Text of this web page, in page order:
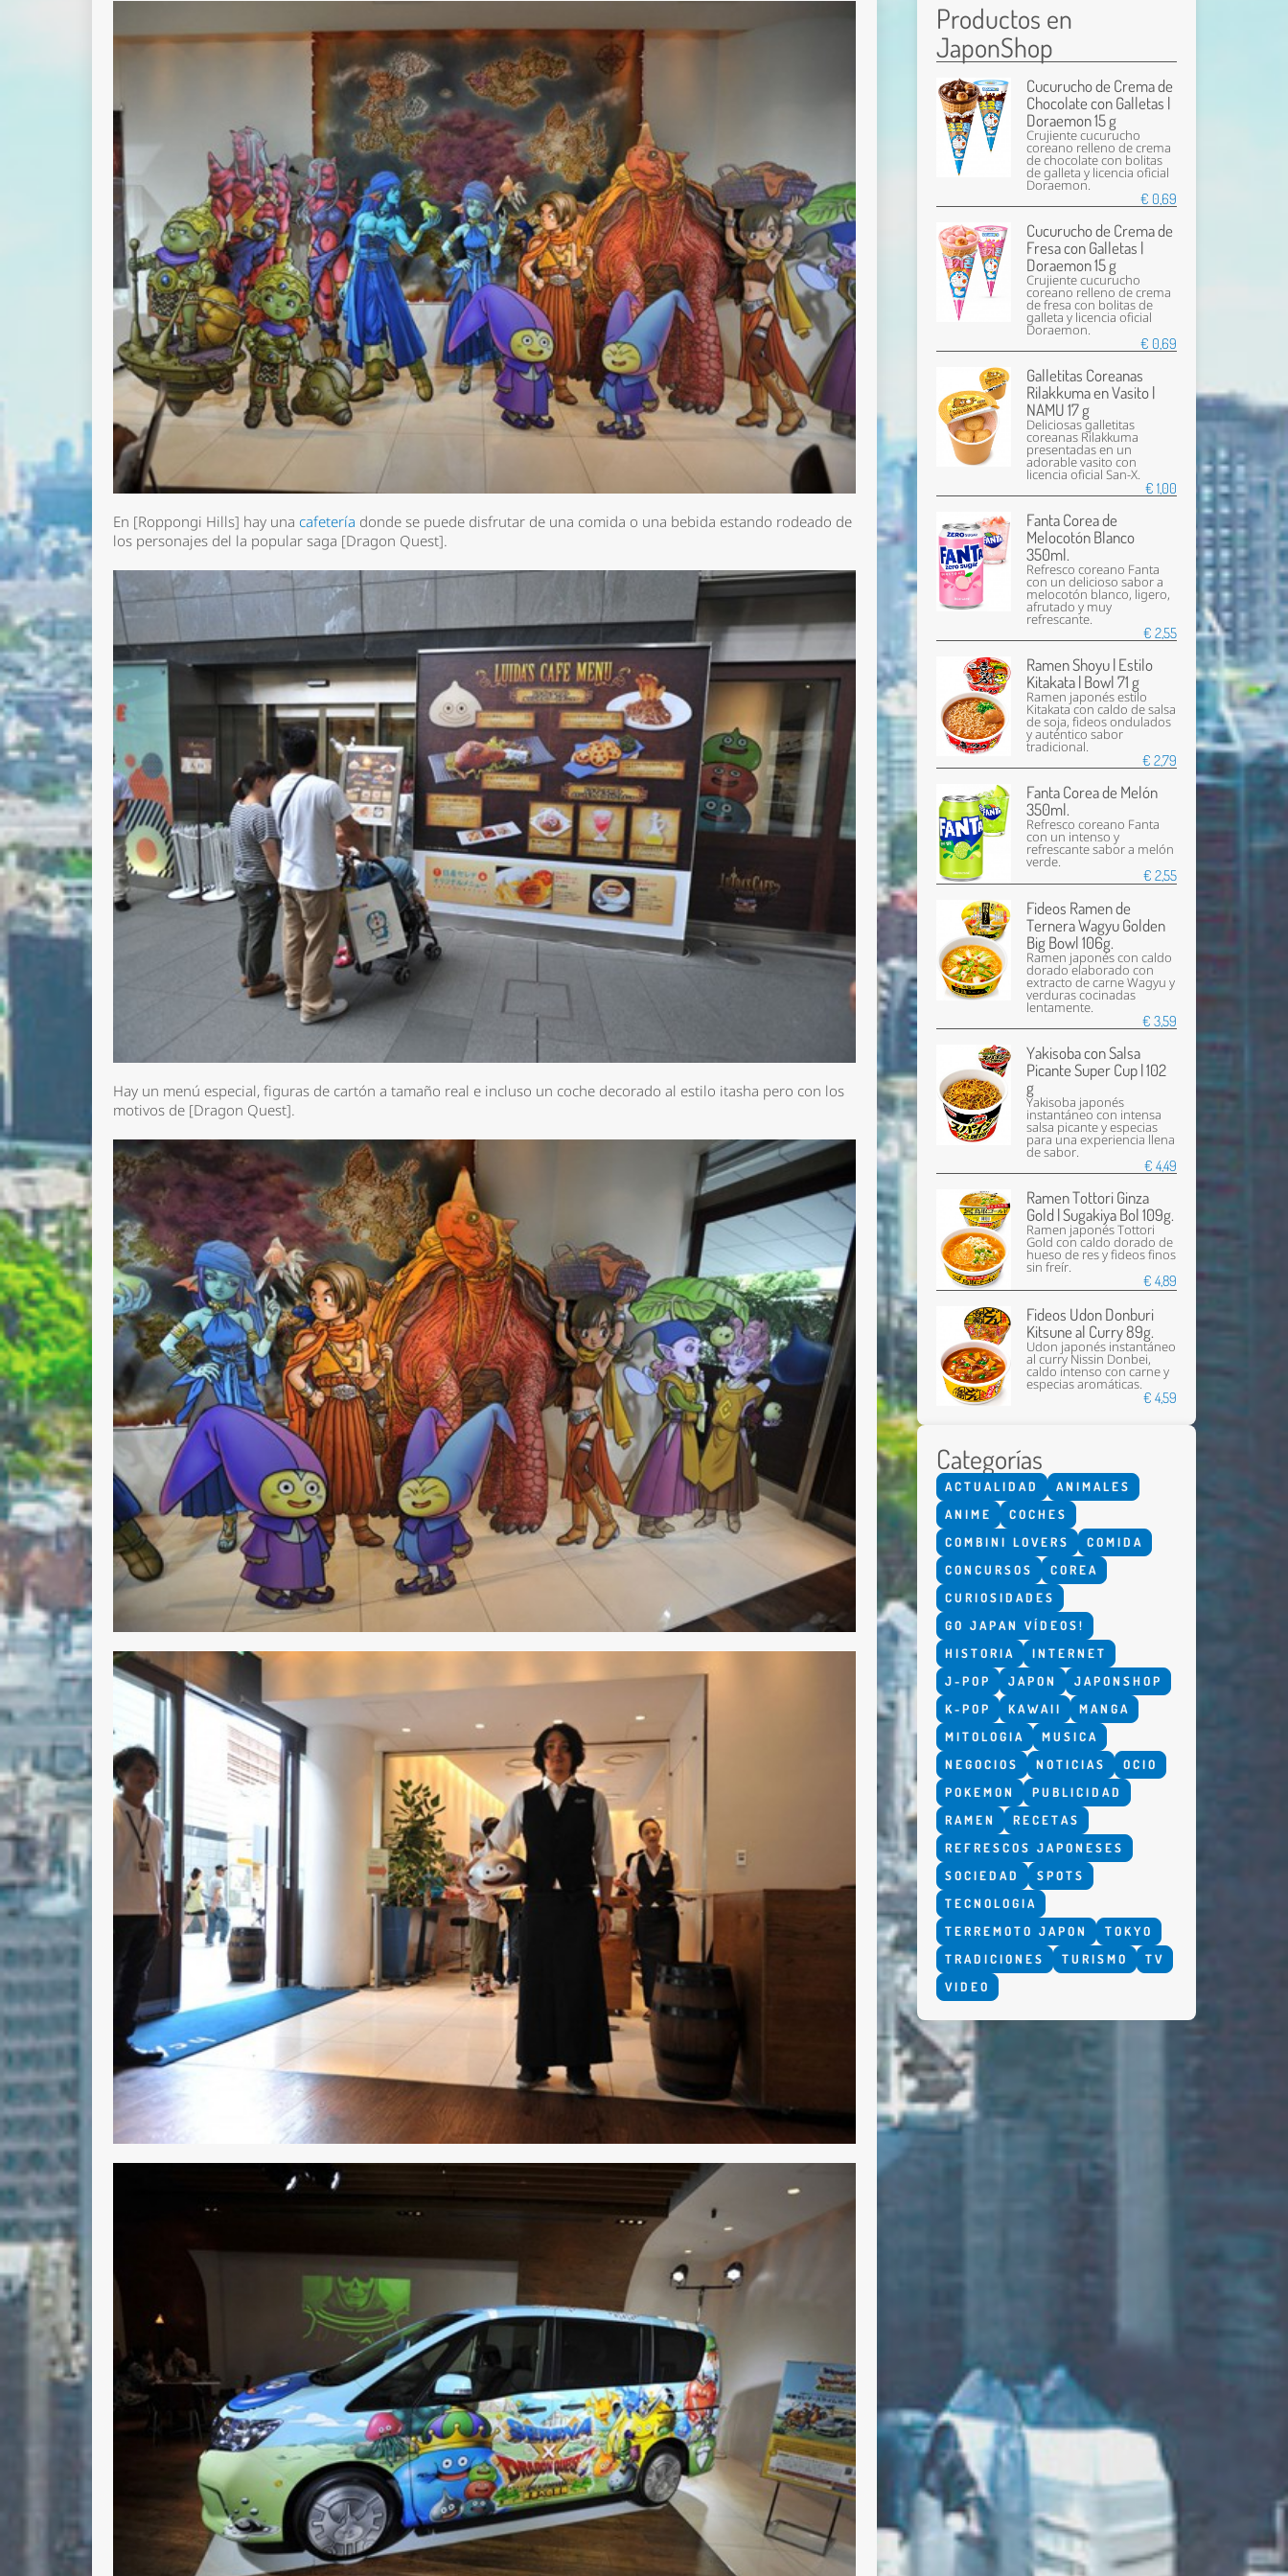
En [Roppongi Hills] hay unacafetería donde se puede disfrutar de una comida o una bebida estando rodeado de
los personajes del la popular saga [Dragon Quest].
Hay un menú especial, figuras de cartón a tamaño real e incluso un coche decorado al estilo itasha pero con los
motivos de [Dragon Quest].
Productos en
JaponShop
Cucurucho de Crema de
Chocolate con Galletas |
Doraemon 15 g
Crujiente cucurucho
coreano relleno de crema
de chocolate con bolitas
de galleta y licencia oficial
Doraemon.
€ 0,69
Cucurucho de Crema de
Fresa con Galletas |
Doraemon 15 g
Crujiente cucurucho
coreano relleno de crema
de fresa con bolitas de
galleta y licencia oficial
Doraemon.
€ 0,69
Galletitas Coreanas
Rilakkuma en Vasito |
NAMU 17 g
Deliciosas galletitas
coreanas Rilakkuma
presentadas en un
adorable vasito con
licencia oficial San-X.
€ 1,00
Fanta Corea de
Melocotón Blanco
350ml.
Refresco coreano Fanta
con un delicioso sabor a
melocotón blanco, ligero,
afrutado y muy
refrescante.
€ 2,55
Ramen Shoyu | Estilo
Kitakata | Bowl 71 g
Ramen japonés estilo
Kitakata con caldo de salsa
de soja, fideos ondulados
y auténtico sabor
tradicional.
€ 2,79
Fanta Corea de Melón
350ml.
Refresco coreano Fanta
con un intenso y
refrescante sabor a melón
verde.
€ 2,55
Fideos Ramen de
Ternera Wagyu Golden
Big Bowl 106g.
Ramen japonés con caldo
dorado elaborado con
extracto de carne Wagyu y
verduras cocinadas
lentamente.
€ 3,59
Yakisoba con Salsa
Picante Super Cup | 102
g
Yakisoba japonés
instantáneo con intensa
salsa picante y especias
para una experiencia llena
de sabor.
€ 4,49
Ramen Tottori Ginza
Gold | Sugakiya Bol 109g.
Ramen japonés Tottori
Gold con caldo dorado de
hueso de res y fideos finos
sin freír.
€ 4,89
Fideos Udon Donburi
Kitsune al Curry 89g.
Udon japonés instantáneo
al curry Nissin Donbei,
caldo intenso con carne y
especias aromáticas.
€ 4,59
Categorías
ACTUALIDAD
ANIMALES
ANIME
COCHES
COMBINI LOVERS
COMIDA
CONCURSOS
COREA
CURIOSIDADES
GO JAPAN VÍDEOS!
HISTORIA
INTERNET
J-POP
JAPON
JAPONSHOP
K-POP
KAWAII
MANGA
MITOLOGIA
MUSICA
NEGOCIOS
NOTICIAS
OCIO
POKEMON
PUBLICIDAD
RAMEN
RECETAS
REFRESCOS JAPONESES
SOCIEDAD
SPOTS
TECNOLOGIA
TERREMOTO JAPON
TOKYO
TRADICIONES
TURISMO
TV
VIDEO
Nombre *
Email *
Comentario *
Enviar